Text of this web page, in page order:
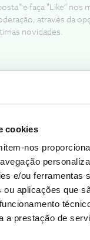
cookies
nos
e/ou ferramentas
ou aplicações que
a prestação de
e faça "Like" nos
através da
novidades.
são